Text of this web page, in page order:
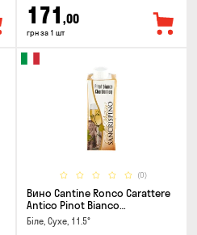
171 ,00
грн за 1 шт
(0)
Вино Cantine Ronco Carattere
Antico Pinot Bianco
Chardonnay Rubicone IGT 0.25л
Біле, Сухе, 11.5°